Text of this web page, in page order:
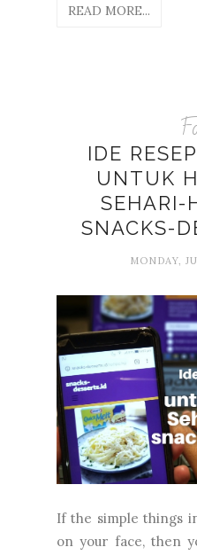
READ MORE...
IDE
UNTUK
SEHARI-
SNACKS-
MONDAY,
If the simple things
on your face, then